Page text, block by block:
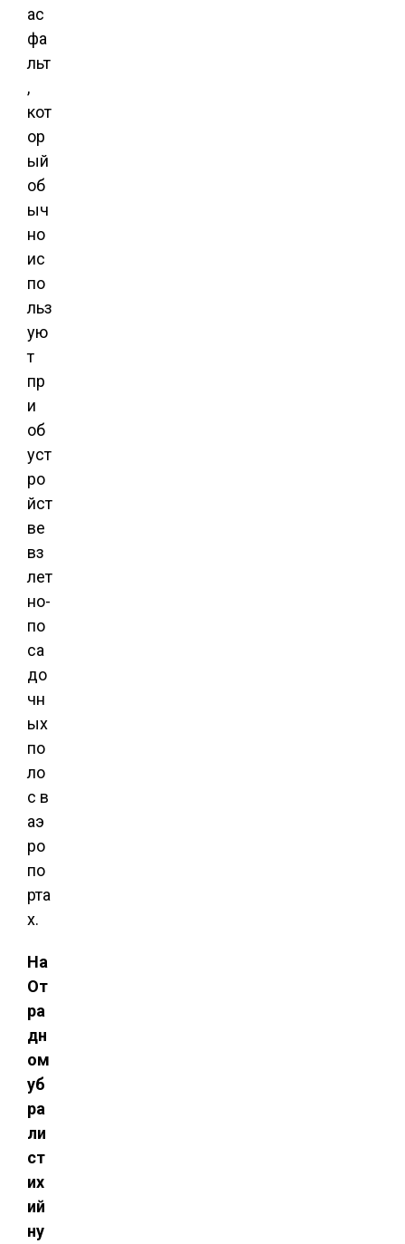
ас
фа
льт
,
кот
ор
ый
об
ыч
но
ис
по
льз
ую
т
пр
и
об
уст
ро
йст
ве
вз
лет
но-
по
са
до
чн
ых
по
ло
с в
аэ
ро
по
рта
х.
На
От
ра
дн
ом
уб
ра
ли
ст
их
ий
ну